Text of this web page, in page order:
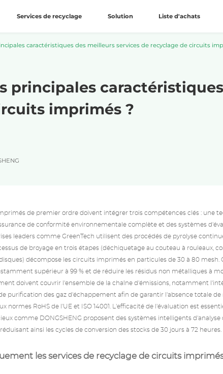
Services de recyclage Solution Liste d'achats
caractéristiques des meilleurs services de recyclage de circuits
principales
imprimés ?
de premier ordre doivent intégrer trois compétences clés : une
de conformité environnementale complète et des systèmes
leaders comme GreenTech utilisent des procédés de pyrolyse
de broyage en trois étapes (déchiquetage au couteau à rouleaux,
décompose les circuits imprimés en particules de 30 à 80
supérieur à 99 % et de réduire les résidus non métalliques à
doivent couvrir l'ensemble de la chaîne d'émissions, notamment
purification des gaz d'échappement afin de garantir l'absence totale
normes RoHS de l'UE et ISO 14001. L'efficacité de l'évaluation est
comme DONGSHENG proposent des systèmes intelligents
ainsi les cycles de conversion des stocks de 30 jours à 72 heures.
les services de recyclage de circuits